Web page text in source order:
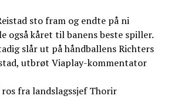
sto fram og endte på ni
også kåret til banens beste spiller.
slår ut på håndballens Richters
utbrøt Viaplay-kommentator
ros fra landslagssjef Thorir